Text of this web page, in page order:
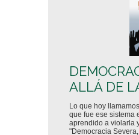
ALLÁ DE
Lo que hoy
que fue ese sistema
aprendido a violarla
"Democracia